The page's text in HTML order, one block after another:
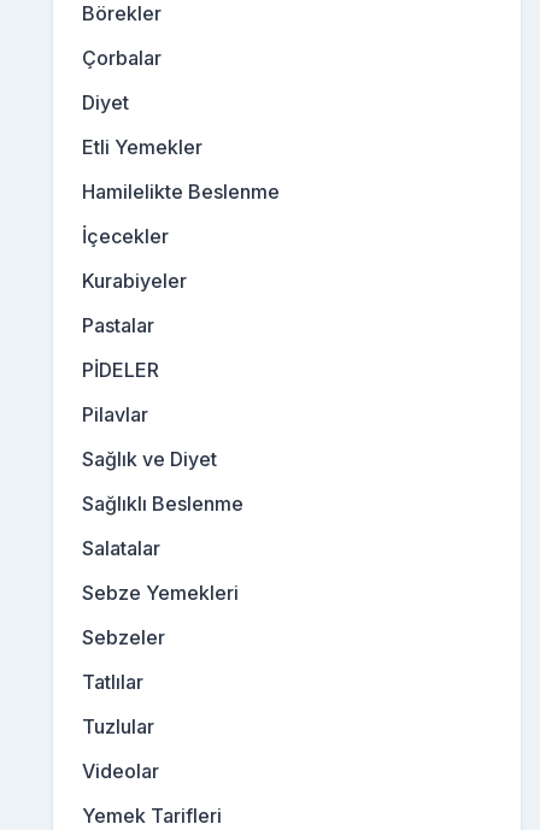
Börekler
Çorbalar
Diyet
Etli Yemekler
Hamilelikte Beslenme
İçecekler
Kurabiyeler
Pastalar
PİDELER
Pilavlar
Sağlık ve Diyet
Sağlıklı Beslenme
Salatalar
Sebze Yemekleri
Sebzeler
Tatlılar
Tuzlular
Videolar
Yemek Tarifleri